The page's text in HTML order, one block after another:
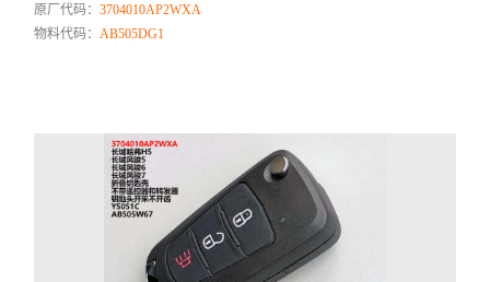
原厂代码：3704010AP2WXA
物料代码：AB505DG1